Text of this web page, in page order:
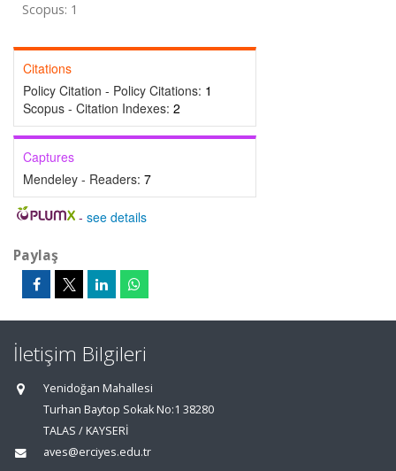
Scopus: 1
Citations
Policy Citation - Policy Citations: 1
Scopus - Citation Indexes: 2
Captures
Mendeley - Readers: 7
- see details
Paylaş
İletişim Bilgileri
Yenidoğan Mahallesi
Turhan Baytop Sokak No:1 38280
TALAS / KAYSERİ
aves@erciyes.edu.tr